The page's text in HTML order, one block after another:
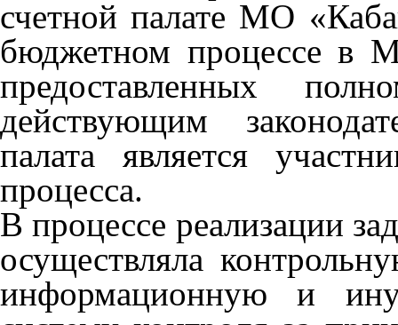
счетной палате МО
бюджетном процессе в
предоставленных
действующим
палата является
процесса.
В процессе реализации
осуществляла
информационную и